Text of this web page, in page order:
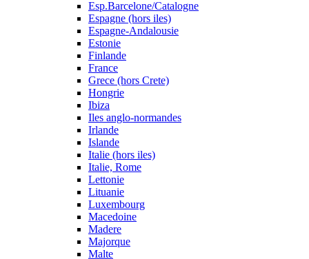
Esp.Barcelone/Catalogne
Espagne (hors iles)
Espagne-Andalousie
Estonie
Finlande
France
Grece (hors Crete)
Hongrie
Ibiza
Iles anglo-normandes
Irlande
Islande
Italie (hors iles)
Italie, Rome
Lettonie
Lituanie
Luxembourg
Macedoine
Madere
Majorque
Malte